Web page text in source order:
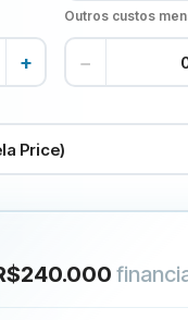
+
Outros custos
−